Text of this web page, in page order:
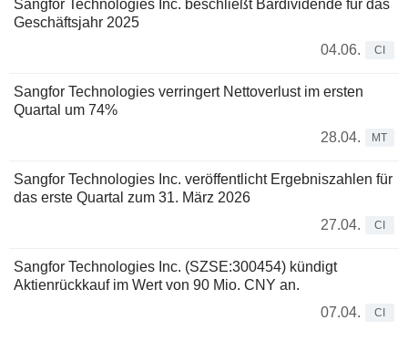
Sangfor Technologies Inc. beschließt Bardividende für das
Geschäftsjahr 2025
04.06.
CI
Sangfor Technologies verringert Nettoverlust im ersten
Quartal um 74%
28.04.
MT
Sangfor Technologies Inc. veröffentlicht Ergebniszahlen für
das erste Quartal zum 31. März 2026
27.04.
CI
Sangfor Technologies Inc. (SZSE:300454) kündigt
Aktienrückkauf im Wert von 90 Mio. CNY an.
07.04.
CI